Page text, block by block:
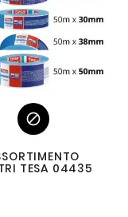

TESA 04435